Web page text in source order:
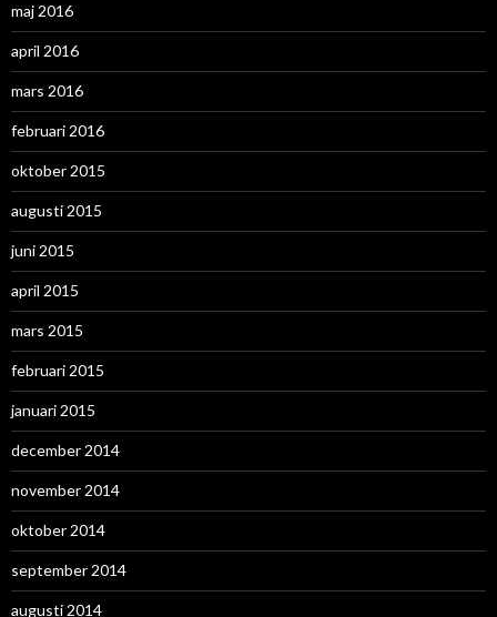
maj 2016
april 2016
mars 2016
februari 2016
oktober 2015
augusti 2015
juni 2015
april 2015
mars 2015
februari 2015
januari 2015
december 2014
november 2014
oktober 2014
september 2014
augusti 2014